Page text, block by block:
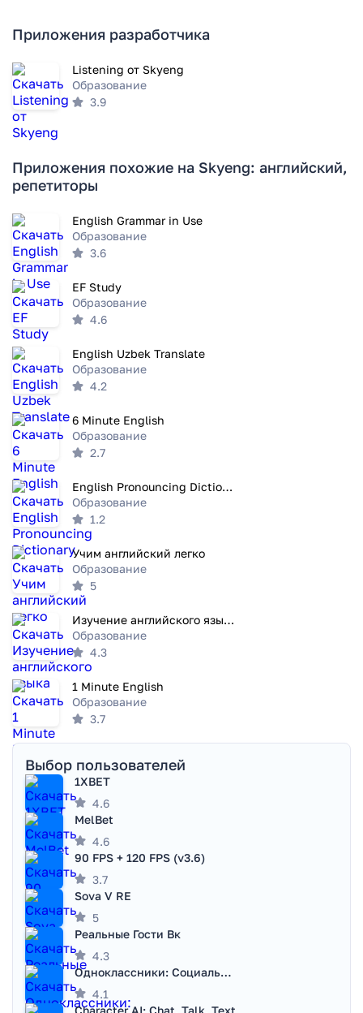
Приложения разработчика
Listening от Skyeng
Образование
3.9
Приложения похожие на Skyeng: английский,
репетиторы
English Grammar in Use
Образование
3.6
EF Study
Образование
4.6
English Uzbek Translate
Образование
4.2
6 Minute English
Образование
2.7
English Pronouncing Dictionary
Образование
1.2
Учим английский легко
Образование
5
Изучение английского языка
Образование
4.3
1 Minute English
Образование
3.7
Выбор пользователей
1XBET
4.6
MelBet
4.6
90 FPS + 120 FPS (v3.6)
3.7
Sova V RE
5
Реальные Гости Вк
4.3
Одноклассники: Социальная сеть
4.1
Character AI: Chat, Talk, Text